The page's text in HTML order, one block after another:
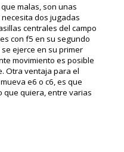
malas, son unas
dos jugadas
centrales del campo
con f5 en su segundo
se ejerce en su primer
movimiento es posible
Otra ventaja para el
e6 o c6, es que
que quiera, entre varias